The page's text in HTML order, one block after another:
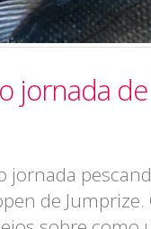
jornada
jornada
de